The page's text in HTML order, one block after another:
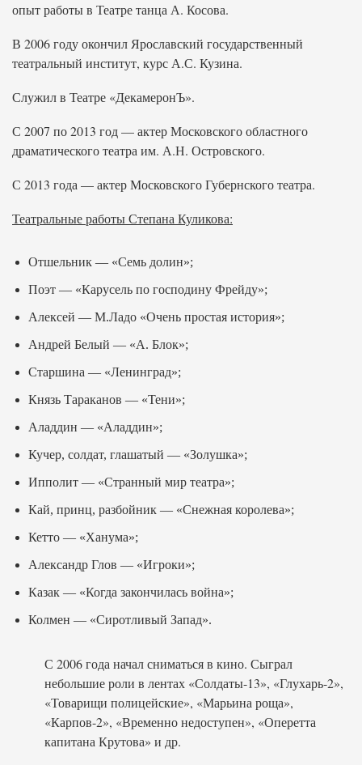
опыт работы в Театре танца А. Косова.
В 2006 году окончил Ярославский государственный
театральный институт, курс А.С. Кузина.
Служил в Театре «ДекамеронЪ».
С 2007 по 2013 год — актер Московского областного
драматического театра им. А.Н. Островского.
С 2013 года — актер Московского Губернского театра.
Театральные работы Степана Куликова:
Отшельник — «Семь долин»;
Поэт — «Карусель по господину Фрейду»;
Алексей — М.Ладо «Очень простая история»;
Андрей Белый — «А. Блок»;
Старшина — «Ленинград»;
Князь Тараканов — «Тени»;
Аладдин — «Аладдин»;
Кучер, солдат, глашатый — «Золушка»;
Ипполит — «Странный мир театра»;
Кай, принц, разбойник — «Снежная королева»;
Кетто — «Ханума»;
Александр Глов — «Игроки»;
Казак — «Когда закончилась война»;
Колмен — «Сиротливый Запад».
С 2006 года начал сниматься в кино. Сыграл
небольшие роли в лентах «Солдаты-13», «Глухарь-2»,
«Товарищи полицейские», «Марьина роща»,
«Карпов-2», «Временно недоступен», «Оперетта
капитана Крутова» и др.